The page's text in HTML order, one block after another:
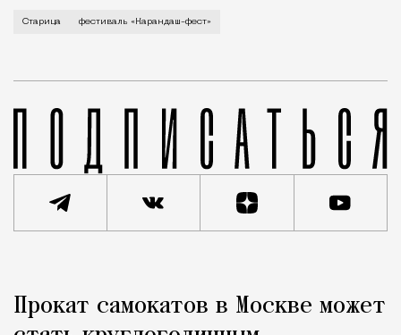
В минувший уикенд маленькая Старица в
Старица фестиваль «Карандаш-фест»
Город
Прокат самокатов в Москве может